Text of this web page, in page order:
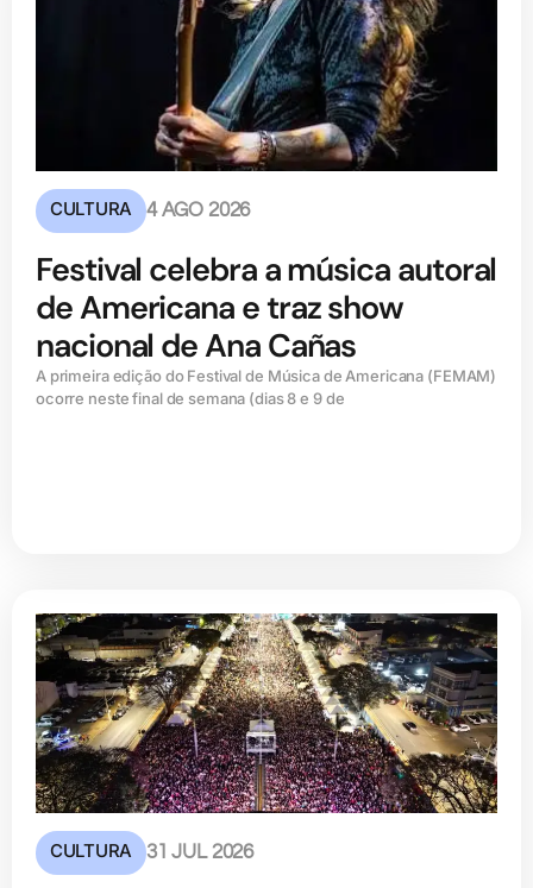
CULTURA 4 AGO 2026
Festival celebra a música autoral
de Americana e traz show
nacional de Ana Cañas
A primeira edição do Festival de Música de Americana (FEMAM)
ocorre neste final de semana (dias 8 e 9 de
CULTURA 31 JUL 2026